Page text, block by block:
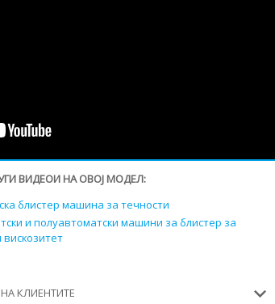
ВИДЕОИ НА ОВОЈ МОДЕЛ:
блистер машина за течности
и полуавтоматски машини за блистер за
КЛИЕНТИТЕ